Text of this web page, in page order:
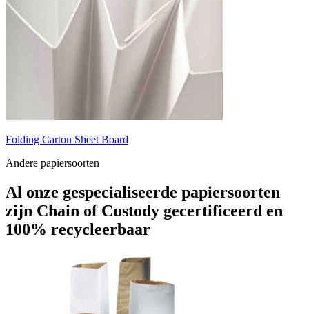
Folding Carton Sheet Board
Andere papiersoorten
Al onze gespecialiseerde papiersoorten
zijn Chain of Custody gecertificeerd en
100% recycleerbaar